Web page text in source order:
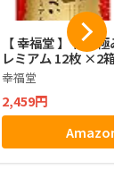
【 幸福堂 】 伊勢極
レミアム 12枚 ×2箱
幸福堂
2,459円
Amazon